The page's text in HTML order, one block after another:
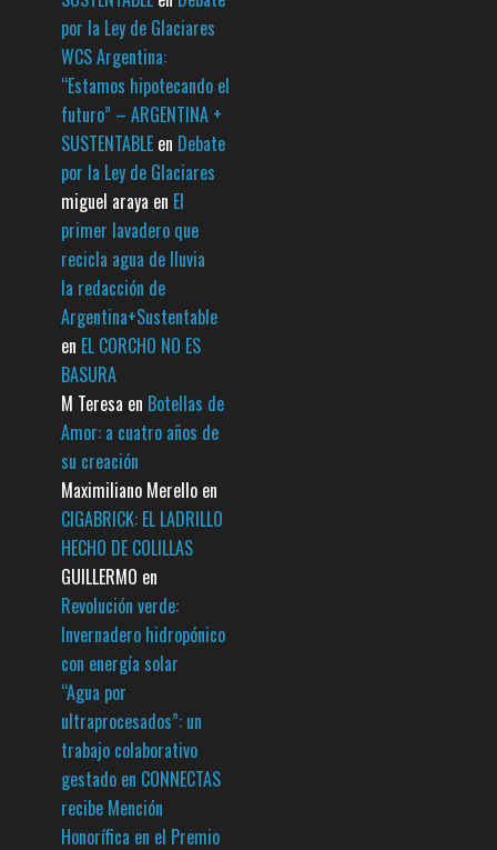
por la Ley de Glaciares
WCS Argentina:
“Estamos hipotecando el
futuro” – ARGENTINA +
SUSTENTABLE en Debate
por la Ley de Glaciares
miguel araya en El
primer lavadero que
recicla agua de lluvia
la redacción de
Argentina+Sustentable
en EL CORCHO NO ES
BASURA
M Teresa en Botellas de
Amor: a cuatro años de
su creación
Maximiliano Merello en
CIGABRICK: EL LADRILLO
HECHO DE COLILLAS
GUILLERMO en
Revolución verde:
Invernadero hidropónico
con energía solar
“Agua por
ultraprocesados”: un
trabajo colaborativo
gestado en CONNECTAS
recibe Mención
Honorífica en el Premio